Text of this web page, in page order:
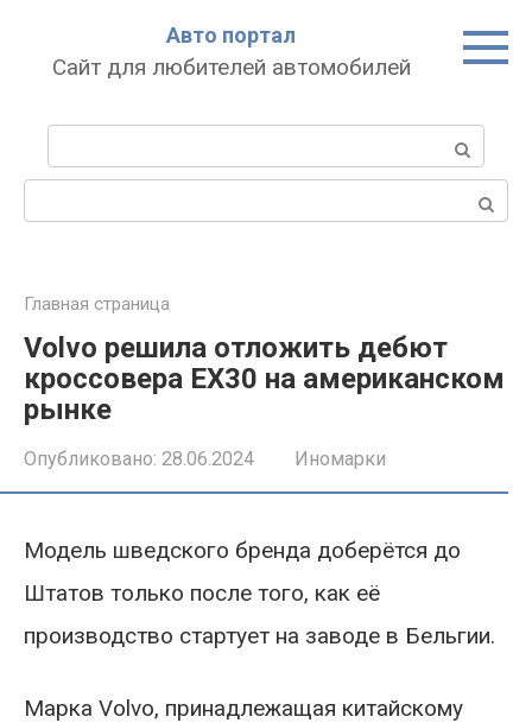
Авто портал
Сайт для любителей автомобилей
Главная страница
Volvo решила отложить дебют
кроссовера EX30 на американском
рынке
Опубликовано: 28.06.2024 Иномарки
Модель шведского бренда доберётся до
Штатов только после того, как её
производство стартует на заводе в Бельгии.
Марка Volvo, принадлежащая китайскому